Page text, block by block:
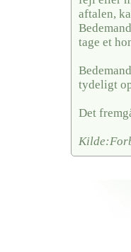
aftalen,
tage et
tydeligt
Det